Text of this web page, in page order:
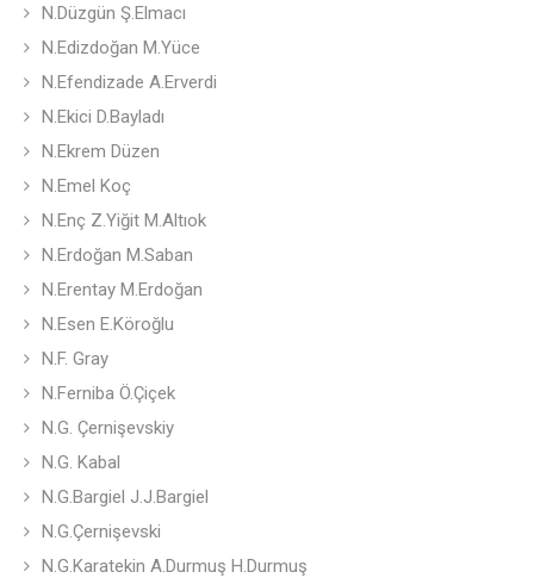
N.Düzgün Ş.Elmacı
N.Edizdoğan M.Yüce
N.Efendizade A.Erverdi
N.Ekici D.Bayladı
N.Ekrem Düzen
N.Emel Koç
N.Enç Z.Yiğit M.Altıok
N.Erdoğan M.Saban
N.Erentay M.Erdoğan
N.Esen E.Köroğlu
N.F. Gray
N.Ferniba Ö.Çiçek
N.G. Çernişevskiy
N.G. Kabal
N.G.Bargiel J.J.Bargiel
N.G.Çernişevski
N.G.Karatekin A.Durmuş H.Durmuş